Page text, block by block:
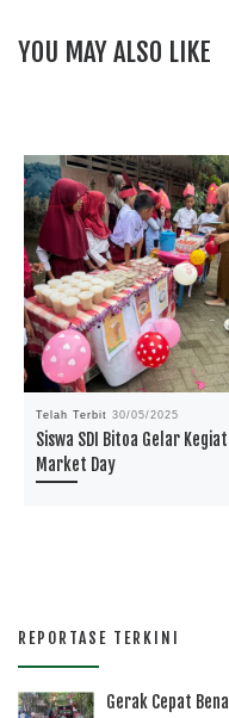
YOU MAY ALSO LIKE
Telah Terbit30/05/2025
Siswa SDI Bitoa Gelar
Market Day
REPORTASE TERKINI
Gerak Cepat